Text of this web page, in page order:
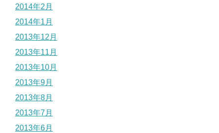
2014年2月
2014年1月
2013年12月
2013年11月
2013年10月
2013年9月
2013年8月
2013年7月
2013年6月